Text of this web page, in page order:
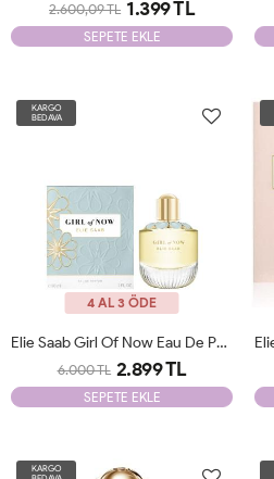
2.600,09 TL 1.399 TL
SEPETE EKLE
KARGO
BEDAVA
4 AL 3 ÖDE
Elie Saab Girl Of Now Eau De Parfum 90 Ml Woman JLT
6.000 TL 2.899 TL
SEPETE EKLE
KARGO